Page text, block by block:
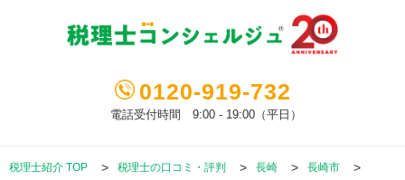
0120-919-732
電話受付時間 9:00 - 19:00（平日）
税理士紹介 TOP 税理士の口コミ・評判 長崎
長崎市